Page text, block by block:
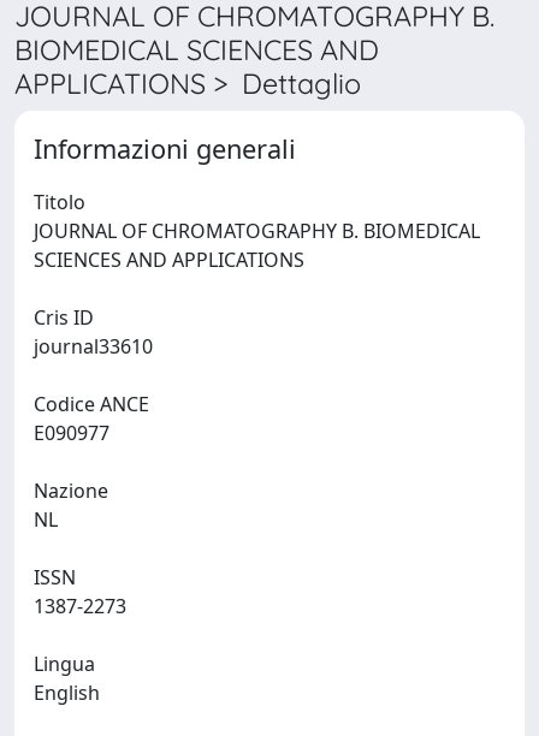
JOURNAL OF CHROMATOGRAPHY B.
BIOMEDICAL SCIENCES AND
APPLICATIONS > Dettaglio
Informazioni generali
Titolo
JOURNAL OF CHROMATOGRAPHY B. BIOMEDICAL
Cris ID
Codice ANCE
Nazione
ISSN
Lingua